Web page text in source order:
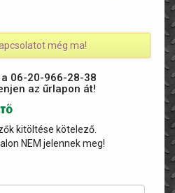
még ma!
06-20-966-28-38
az űrlapon át!
kitöltése kötelező.
NEM jelennek meg!